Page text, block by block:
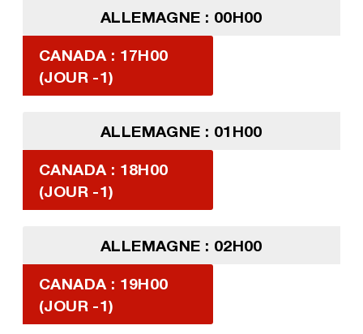
ALLEMAGNE : 00H00
CANADA : 17H00
(JOUR -1)
ALLEMAGNE : 01H00
CANADA : 18H00
(JOUR -1)
ALLEMAGNE : 02H00
CANADA : 19H00
(JOUR -1)